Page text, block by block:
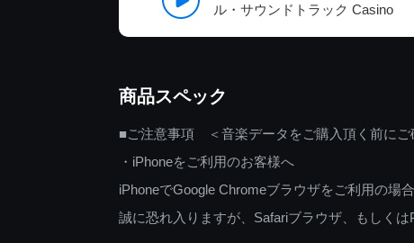
ル・サウンドトラック Casino
商品スペック
■ご注意事項 ＜音楽データをご購入頂く前にご
・iPhoneをご利用のお客様へ
iPhoneでGoogle Chromeブラウザをご利用の場
誠に恐れ入りますが、Safariブラウザ、もしく